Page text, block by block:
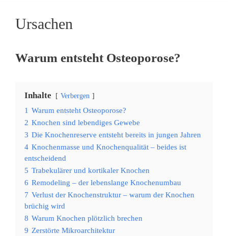
Ursachen
Warum entsteht Osteoporose?
Inhalte Verbergen
1 Warum entsteht Osteoporose?
2 Knochen sind lebendiges Gewebe
3 Die Knochenreserve entsteht bereits in jungen Jahren
4 Knochenmasse und Knochenqualität – beides ist
entscheidend
5 Trabekulärer und kortikaler Knochen
6 Remodeling – der lebenslange Knochenumbau
7 Verlust der Knochenstruktur – warum der Knochen
brüchig wird
8 Warum Knochen plötzlich brechen
9 Zerstörte Mikroarchitektur